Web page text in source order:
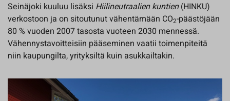
Seinäjoki kuuluu lisäksi Hiilineutraalien kuntien(HINKU)
verkostoon ja on sitoutunut vähentämään CO2-päästöjään
80 % vuoden 2007 tasosta vuoteen 2030 mennessä.
Vähennystavoitteisiin pääseminen vaatii toimenpiteitä
niin kaupungilta, yrityksiltä kuin asukkailtakin.